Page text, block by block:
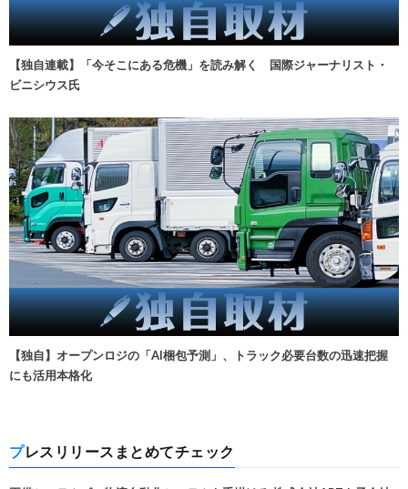
【独自連載】「今そこにある危機」を読み解く 国際ジャーナリスト・
ビニシウス氏
【独自】オープンロジの「AI梱包予測」、トラック必要台数の迅速把握
にも活用本格化
プレスリリースまとめてチェック